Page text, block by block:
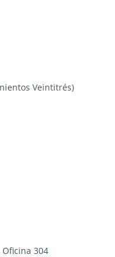
Veintitrés)
Oficina 304